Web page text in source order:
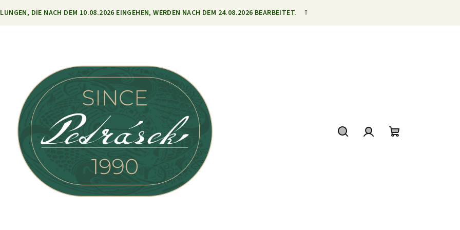
DIE NACH DEM 10.08.2026 EINGEHEN, WERDEN NACH DEM 24.08.2026 BEARBEITET.